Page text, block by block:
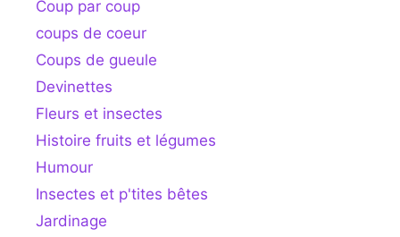
Coup par coup
coups de coeur
Coups de gueule
Devinettes
Fleurs et insectes
Histoire fruits et légumes
Humour
Insectes et p'tites bêtes
Jardinage